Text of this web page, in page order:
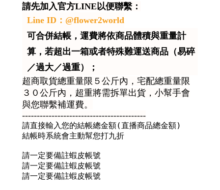
請先加入官方LINE以便聯繫：
Line ID：@flower2world
可合併結帳，運費將依商品體積與重量計
算，若超出一箱或者特殊難運送商品（易碎
／過大／過重）；
超商取貨總重量限５公斤內，宅配總重量限
３０公斤內，超重將需拆單出貨，小幫手會
與您聯繫補運費。
------------------------------------------
請直接輸入您的結帳總金額(直播商品總金額)
結帳時系統會主動幫您打九折
請一定要備註蝦皮帳號
請一定要備註蝦皮帳號
請一定要備註蝦皮帳號